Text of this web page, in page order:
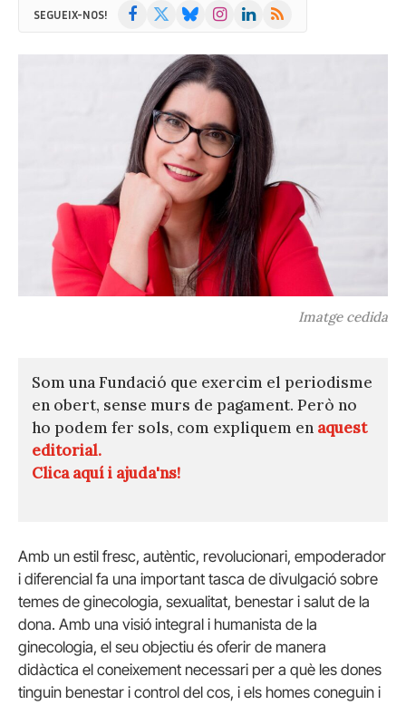
SEGUEIX-NOS! Facebook BlueskyInstagramLinkedIn
RSS
Imatge cedida
Som una Fundació que exercim el periodisme
en obert, sense murs de pagament. Però no
ho podem fer sols, com expliquem en aquest
editorial.
Clica aquí i ajuda'ns!
Amb un estil fresc, autèntic, revolucionari, empoderador
i diferencial fa una important tasca de divulgació sobre
temes de ginecologia, sexualitat, benestar i salut de la
dona. Amb una visió integral i humanista de la
ginecologia, el seu objectiu és oferir de manera
didàctica el coneixement necessari per a què les dones
tinguin benestar i control del cos, i els homes coneguin i